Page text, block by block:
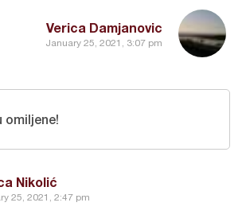
Verica Damjanovic
January 25, 2021, 3:07 pm
Nikolić
25, 2021, 2:47 pm
omiljene!